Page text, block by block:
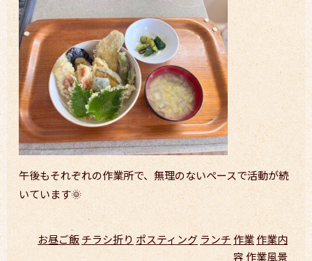
午後もそれぞれの作業所で、無理のないペースで活動が続
いています🌞
お昼ご飯チラシ折り ポスティング ランチ 作業作業内
容作業風景